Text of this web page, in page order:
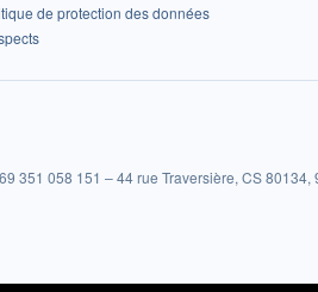
de protection des données
351 058 151 – 44 rue Traversière, CS 80134,